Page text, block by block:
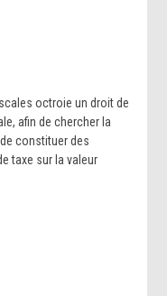
octroie un droit de
afin de chercher la
constituer des
taxe sur la valeur